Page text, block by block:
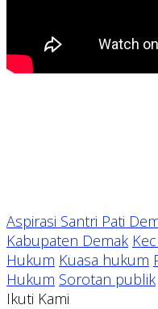
Aspirasi Santri Pati
Kabupaten Demak
Hukum Kuasa hukum
Hukum Sorotan publik
Ikuti Kami